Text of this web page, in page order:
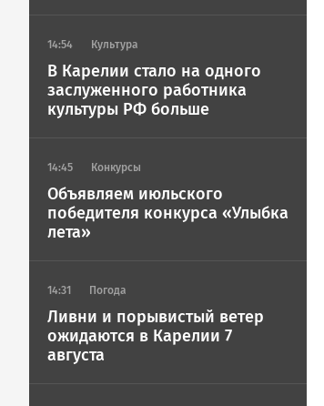
14:54 Культура
В Карелии стало на одного
заслуженного работника
культуры РФ больше
14:45 Конкурсы
Объявляем июльского
победителя конкурса «Улыбка
лета»
14:31 Погода
Ливни и порывистый ветер
ожидаются в Карелии 7
августа